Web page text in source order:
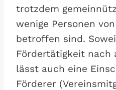
trotzdem
wenige Personen
betroffen sind.
Fördertätigkeit nach
lässt auch eine
Förderer